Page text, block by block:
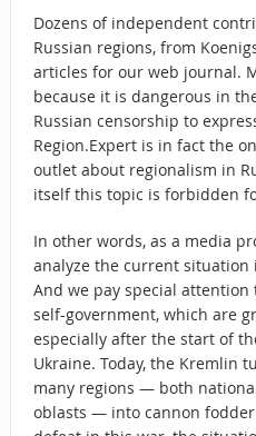
Dozens of independent
Russian regions, from
articles for our web journal.
because it is dangerous in
Russian censorship to
Region.Expert is in fact the
outlet about regionalism in
itself this topic is forbidden
In other words, as a media
analyze the current situation
And we pay special
self-government, which are
especially after the start of
Ukraine. Today, the Kremlin
many regions — both
oblasts — into cannon